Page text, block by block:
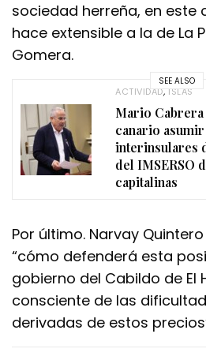
sociedad herreña, en este
hace extensible a la de La
Gomera.
SEE ALSO
ACTIVIDAD, ISLAS
Mario
canario
interinsulares
del IMSERSO
capitalinas
Por último. Narvay
“cómo defenderá esta
gobierno del Cabildo de El
consciente de las
derivadas de estos